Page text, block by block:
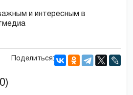
и интересным в
Поделиться: